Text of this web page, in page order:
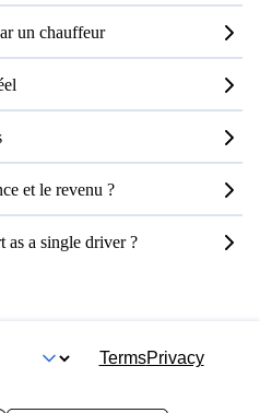
un chauffeur
et le revenu ?
as a single driver ?
TermsPrivacy